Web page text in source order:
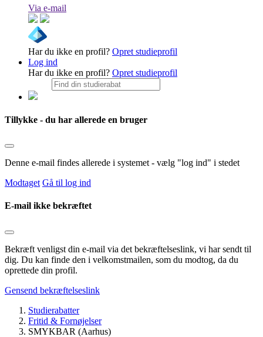
Via e-mail
Har du ikke en profil? Opret studieprofil
Log ind
Har du ikke en profil? Opret studieprofil
Tillykke - du har allerede en bruger
Denne e-mail findes allerede i systemet - vælg "log ind" i stedet
Modtaget Gå til log ind
E-mail ikke bekræftet
Bekræft venligst din e-mail via det bekræftelseslink, vi har sendt til
dig. Du kan finde den i velkomstmailen, som du modtog, da du
oprettede din profil.
Gensend bekræftelseslink
Studierabatter
Fritid & Fornøjelser
SMYKBAR (Aarhus)